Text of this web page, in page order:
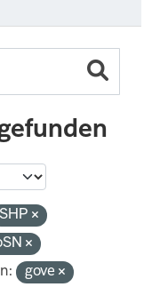
SHP
gove